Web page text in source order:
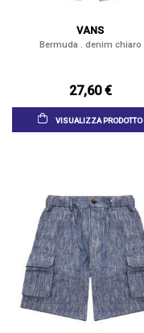
VANS
Bermuda . denim chiaro
27,60 €
VISUALIZZA PRODOTTO